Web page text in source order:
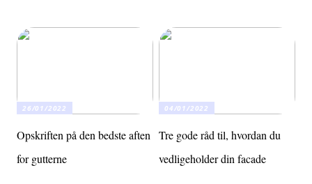
26/01/2022
Opskriften på den bedste aften
for gutterne
04/01/2022
Tre gode råd til, hvordan du
vedligeholder din facade